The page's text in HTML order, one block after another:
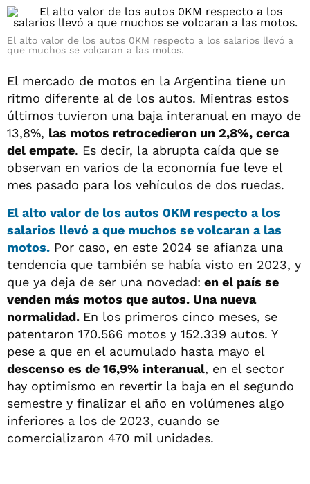
El alto valor de los autos 0KM respecto a los salarios llevó a
que muchos se volcaran a las motos.
El mercado de motos en la Argentina tiene un
ritmo diferente al de los autos. Mientras estos
últimos tuvieron una baja interanual en mayo de
13,8%, las motos retrocedieron un 2,8%, cerca
del empate. Es decir, la abrupta caída que se
observan en varios de la economía fue leve el
mes pasado para los vehículos de dos ruedas.
El alto valor de los autos 0KM respecto a los
salarios llevó a que muchos se volcaran a las
motos. Por caso, en este 2024 se afianza una
tendencia que también se había visto en 2023, y
que ya deja de ser una novedad: en el país se
venden más motos que autos. Una nueva
normalidad. En los primeros cinco meses, se
patentaron 170.566 motos y 152.339 autos. Y
pese a que en el acumulado hasta mayo el
descenso es de 16,9% interanual, en el sector
hay optimismo en revertir la baja en el segundo
semestre y finalizar el año en volúmenes algo
inferiores a los de 2023, cuando se
comercializaron 470 mil unidades.